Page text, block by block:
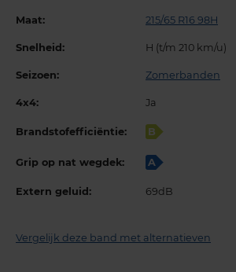
Maat: 215/65 R16 98H
Snelheid: H (t/m 210 km/u)
Seizoen: Zomerbanden
4x4: Ja
Brandstofefficiëntie: B
Grip op nat wegdek: A
Extern geluid: 69dB
Vergelijk deze band met alternatieven